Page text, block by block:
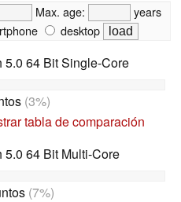
Max. age:
years
desktop
5.0 64 Bit Single-Core
(3%)
tabla de comparación
5.0 64 Bit Multi-Core
(7%)